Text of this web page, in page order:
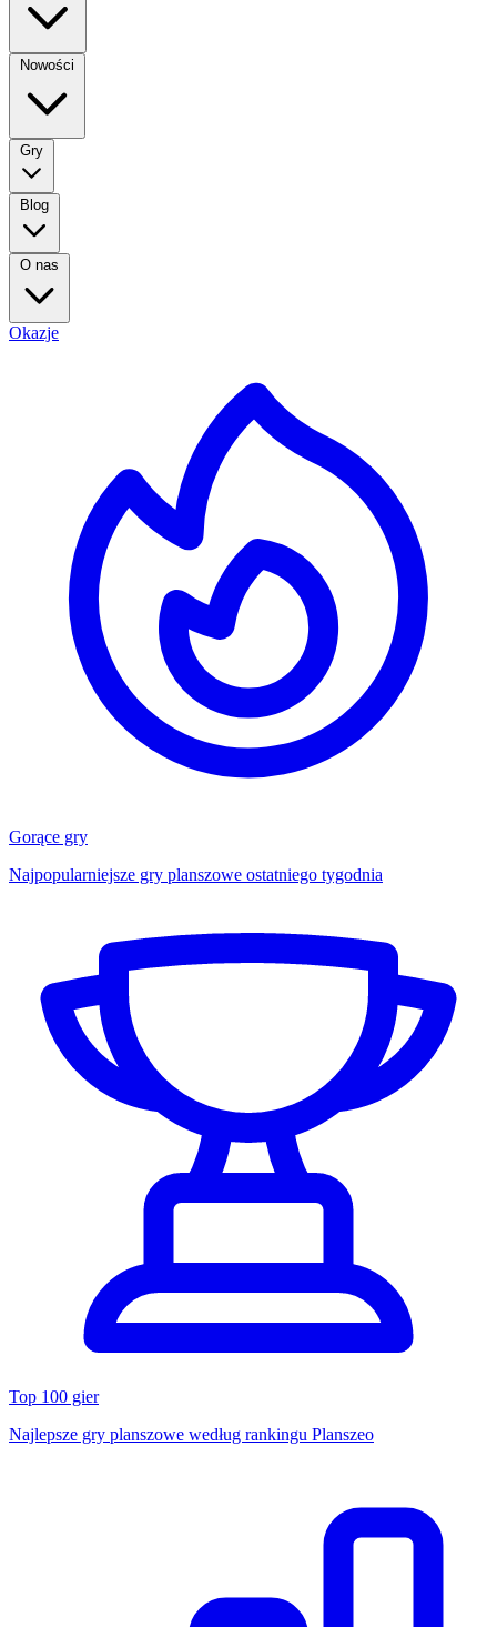
Nowości
Gry
Blog
O nas
Okazje
Gorące gry
Najpopularniejsze gry planszowe ostatniego tygodnia
Top 100 gier
Najlepsze gry planszowe według rankingu Planszeo